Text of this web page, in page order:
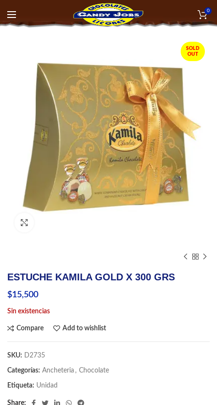
0
SOLD
OUT
ESTUCHE KAMILA GOLD X 300 GRS
$15,500
Sin existencias
Compare Add to wishlist
SKU: D2735
Categorías: Ancheteria , Chocolate
Etiqueta: Unidad
Share